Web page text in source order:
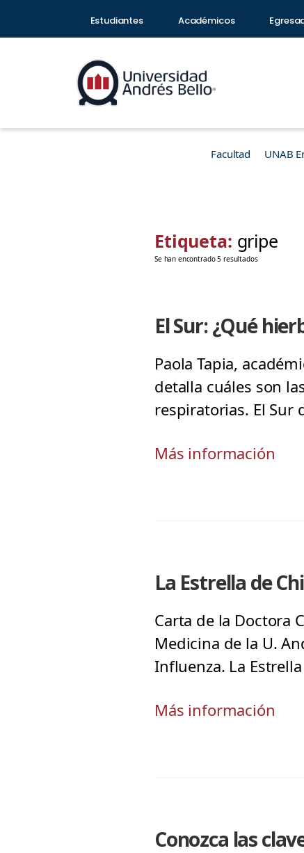
Estudiantes Académicos
Facultad UNAB
Etiqueta: gripe
Se han encontrado 5 resultados
El Sur: ¿Qué
Paola Tapia,
detalla cuáles son
respiratorias. El Sur
Más información
La Estrella de
Carta de la Doctora
Medicina de la U.
Influenza. La
Más información
Conozca las